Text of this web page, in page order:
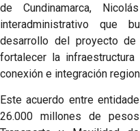
de Cundinamarca,
interadministrativo que
desarrollo del proyecto
fortalecer la
conexión e integración
Este acuerdo entre
26.000 millones de